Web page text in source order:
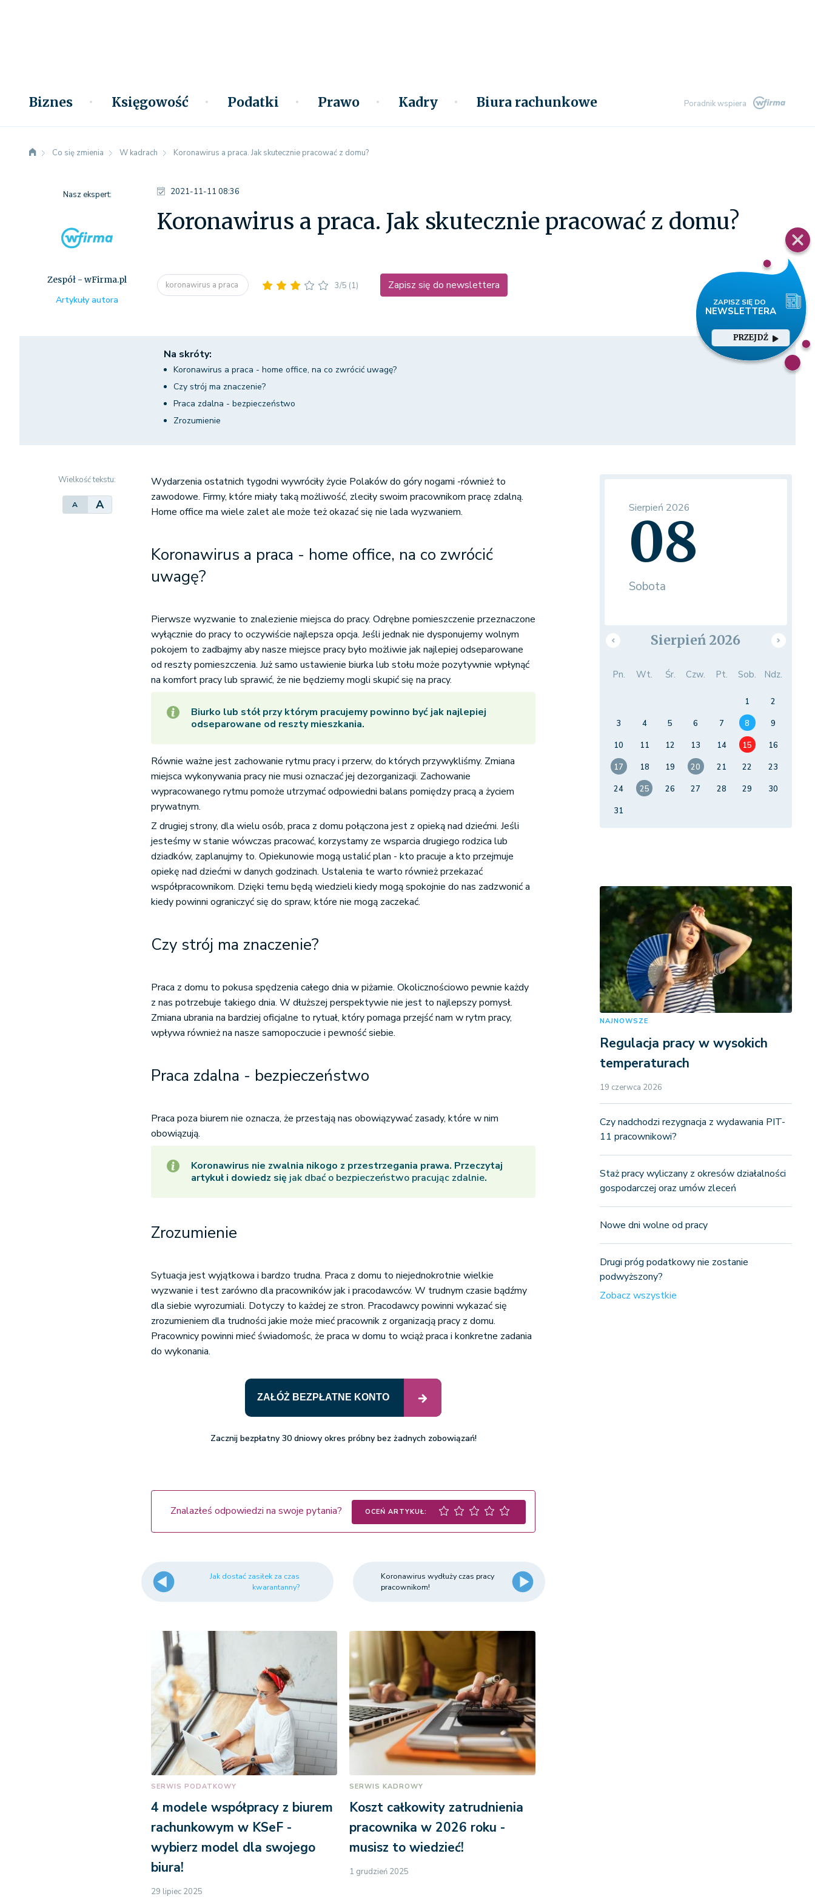
Biznes Księgowość Podatki Prawo Kadry Biura rachunkowe Poradnik wspiera
PRZEJDŹ
Co się zmienia W kadrach Koronawirus a praca. Jak skutecznie pracować z domu?
2021-11-11 08:36
Koronawirus a praca. Jak skutecznie pracować z domu?
koronawirus a praca 3/5 (1) Zapisz się do newslettera
Nasz ekspert:
Zespół - wFirma.pl
Artykuły autora
Na skróty:
Koronawirus a praca - home office, na co zwrócić uwagę?
Czy strój ma znaczenie?
Praca zdalna - bezpieczeństwo
Zrozumienie
Wielkość tekstu:
A A
Wydarzenia ostatnich tygodni wywróciły życie Polaków do góry nogami -również to
zawodowe. Firmy, które miały taką możliwość, zleciły swoim pracownikom pracę zdalną.
Home office ma wiele zalet ale może też okazać się nie lada wyzwaniem.
Koronawirus a praca - home office, na co zwrócić
uwagę?
Pierwsze wyzwanie to znalezienie miejsca do pracy. Odrębne pomieszczenie przeznaczone
wyłącznie do pracy to oczywiście najlepsza opcja. Jeśli jednak nie dysponujemy wolnym
pokojem to zadbajmy aby nasze miejsce pracy było możliwie jak najlepiej odseparowane
od reszty pomieszczenia. Już samo ustawienie biurka lub stołu może pozytywnie wpłynąć
na komfort pracy lub sprawić, że nie będziemy mogli skupić się na pracy.
Biurko lub stół przy którym pracujemy powinno być jak najlepiej
odseparowane od reszty mieszkania.
Równie ważne jest zachowanie rytmu pracy i przerw, do których przywykliśmy. Zmiana
miejsca wykonywania pracy nie musi oznaczać jej dezorganizacji. Zachowanie
wypracowanego rytmu pomoże utrzymać odpowiedni balans pomiędzy pracą a życiem
prywatnym.
Z drugiej strony, dla wielu osób, praca z domu połączona jest z opieką nad dziećmi. Jeśli
jesteśmy w stanie wówczas pracować, korzystamy ze wsparcia drugiego rodzica lub
dziadków, zaplanujmy to. Opiekunowie mogą ustalić plan - kto pracuje a kto przejmuje
opiekę nad dziećmi w danych godzinach. Ustalenia te warto również przekazać
współpracownikom. Dzięki temu będą wiedzieli kiedy mogą spokojnie do nas zadzwonić a
kiedy powinni ograniczyć się do spraw, które nie mogą zaczekać.
Czy strój ma znaczenie?
Praca z domu to pokusa spędzenia całego dnia w piżamie. Okolicznościowo pewnie każdy
z nas potrzebuje takiego dnia. W dłuższej perspektywie nie jest to najlepszy pomysł.
Zmiana ubrania na bardziej oficjalne to rytuał, który pomaga przejść nam w rytm pracy,
wpływa również na nasze samopoczucie i pewność siebie.
Praca zdalna - bezpieczeństwo
Praca poza biurem nie oznacza, że przestają nas obowiązywać zasady, które w nim
obowiązują.
Koronawirus nie zwalnia nikogo z przestrzegania prawa. Przeczytaj
artykuł i dowiedz się jak dbać o bezpieczeństwo pracując zdalnie.
Zrozumienie
Sytuacja jest wyjątkowa i bardzo trudna. Praca z domu to niejednokrotnie wielkie
wyzwanie i test zarówno dla pracowników jak i pracodawców. W trudnym czasie bądźmy
dla siebie wyrozumiali. Dotyczy to każdej ze stron. Pracodawcy powinni wykazać się
zrozumieniem dla trudności jakie może mieć pracownik z organizacją pracy z domu.
Pracownicy powinni mieć świadomośc, że praca w domu to wciąż praca i konkretne zadania
do wykonania.
ZAŁÓŻ BEZPŁATNE KONTO
Zacznij bezpłatny 30 dniowy okres próbny bez żadnych zobowiązań!
Znalazłeś odpowiedzi na swoje pytania? OCEŃ ARTYKUŁ:
Jak dostać zasiłek za czas
kwarantanny?
Koronawirus wydłuży czas pracy
pracownikom!
SERWIS PODATKOWY
4 modele współpracy z biurem
rachunkowym w KSeF -
wybierz model dla swojego
biura!
29 lipiec 2025
SERWIS KADROWY
Koszt całkowity zatrudnienia
pracownika w 2026 roku -
musisz to wiedzieć!
1 grudzień 2025
Sierpień 2026
08
Sobota
Sierpień 2026
Pn. Wt. Śr. Czw. Pt. Sob. Ndz.
1
2
3
4 5 6 7 8
9
10
11 12 13 14 15
16
17
18 19 20 21 22
23
24
25 26 27 28 29
30
31
NAJNOWSZE
Regulacja pracy w wysokich
temperaturach
19 czerwca 2026
Czy nadchodzi rezygnacja z wydawania PIT-
11 pracownikowi?
Staż pracy wyliczany z okresów działalności
gospodarczej oraz umów zleceń
Nowe dni wolne od pracy
Drugi próg podatkowy nie zostanie
podwyższony?
Zobacz wszystkie